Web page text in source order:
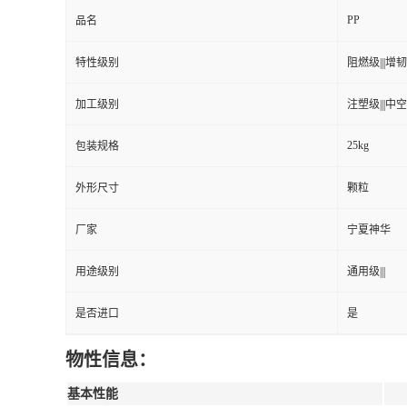
品名 PP
特性级别 阻燃级|||增韧
加工级别 注塑级|||中空
包装规格 25kg
外形尺寸 颗粒
厂家 宁夏神华
用途级别 通用级|||
是否进口 是
物性信息：
基本性能